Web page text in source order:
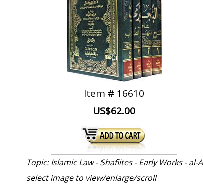
Item # 16610
US$62.00
Topic: Islamic Law - Shafiites - Early Works - al-
select image to view/enlarge/scroll